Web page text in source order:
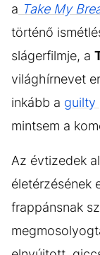
a Take My
történő
slágerfilmje, a
világhírnevet
inkább a guilty
mintsem a
Az évtizedek
életérzésének
frappánsnak